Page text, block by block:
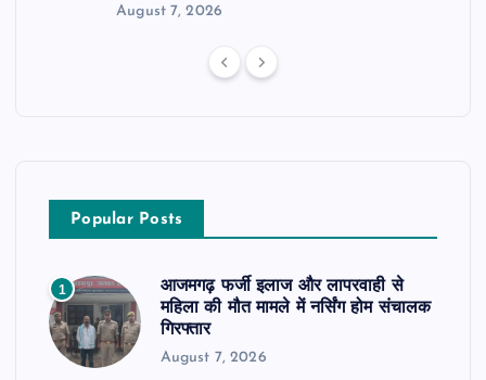
August 7, 2026
Popular Posts
1
आजमगढ़ फर्जी इलाज और लापरवाही से
महिला की मौत मामले में नर्सिंग होम संचालक
गिरफ्तार
August 7, 2026